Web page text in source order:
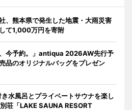
、熊本県で発生した地震・大雨災害
て1,000万円を寄附
、今予約。」antiqua 2026AW先行予
品のオリジナルバッグをプレゼン
き水風呂とプライベートサウナを楽し
荘「LAKE SAUNA RESORT